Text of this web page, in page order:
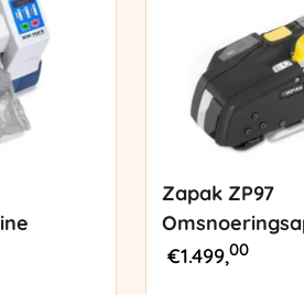
Zapak ZP97
€1.499,00